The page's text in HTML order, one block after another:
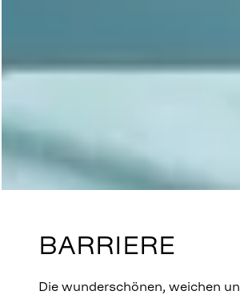
BARRIERE
Die wunderschönen, weichen